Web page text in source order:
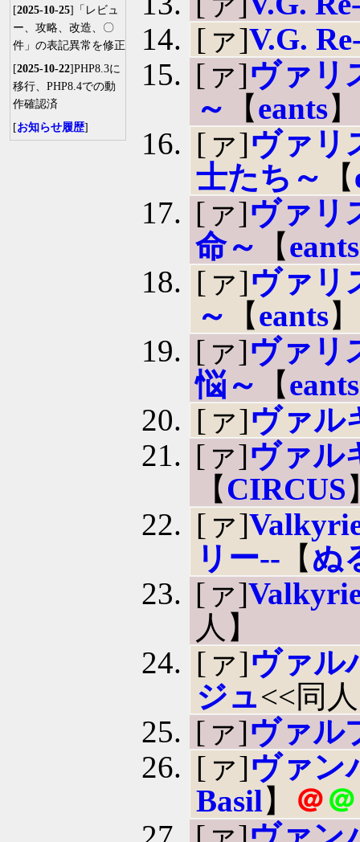
[2025-10-25]「レビュ
ー、攻略、改造、〇
件」の表記異常を修正
[2025-10-22]PHP8.3に
移行、PHP8.4での動
作確認済
[お知らせ履歴]
[ァ]V.G.
[ァ]ヴァリ
～
【eants】
[ァ]ヴァリ
士たち～
【
[ァ]ヴァリ
命～
【eants
[ァ]ヴァリ
～
【eants】
[ァ]ヴァリ
悩～
【eants
[ァ]ヴァル
[ァ]ヴァル
【 CIRCUS
[ァ]
リー-- 【 ぬ
[ァ]
人】
[ァ]ヴァル
ジュ<<同
[ァ]ヴァル
[ァ]ヴァン
Basil】 ＠＠